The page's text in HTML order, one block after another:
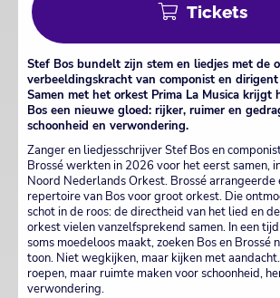
Tickets
Stef Bos bundelt zijn stem en liedjes met de
verbeeldingskracht van componist en
Samen met het orkest Prima La Musica krijgt
Bos een nieuwe gloed: rijker, ruimer en
schoonheid en verwondering.
Zanger en liedjesschrijver Stef Bos en
Brossé werkten in 2026 voor het eerst samen,
Noord Nederlands Orkest. Brossé arrangeerde
repertoire van Bos voor groot orkest. Die
schot in de roos: de directheid van het lied en
orkest vielen vanzelfsprekend samen. In een
soms moedeloos maakt, zoeken Bos en Brossé
toon. Niet wegkijken, maar kijken met
roepen, maar ruimte maken voor schoonheid,
verwondering.